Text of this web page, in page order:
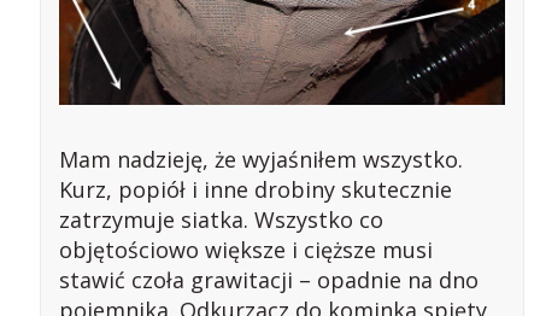
Mam nadzieję, że wyjaśniłem wszystko.
Kurz, popiół i inne drobiny skutecznie
zatrzymuje siatka. Wszystko co
objętościowo większe i cięższe musi
stawić czoła grawitacji – opadnie na dno
pojemnika. Odkurzacz do kominka spięty